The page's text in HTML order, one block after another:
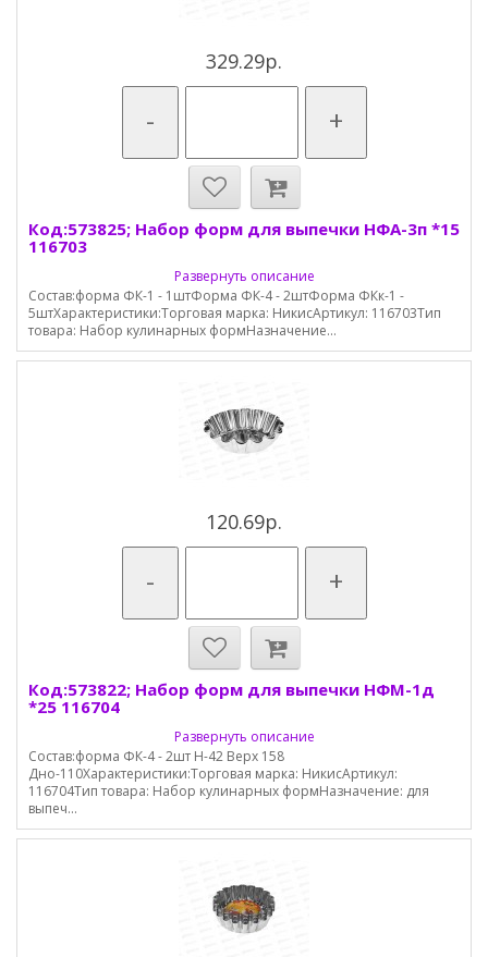
329.29р.
- +
Код:573825; Набор форм для выпечки НФА-3п *15
116703
Развернуть описание
Состав:форма ФК-1 - 1штФорма ФК-4 - 2штФорма ФКк-1 -
5штХарактеристики:Торговая марка: НикисАртикул: 116703Тип
товара: Набор кулинарных формНазначение...
120.69р.
- +
Код:573822; Набор форм для выпечки НФМ-1д
*25 116704
Развернуть описание
Состав:форма ФК-4 - 2шт Н-42 Верх 158
Дно-110Характеристики:Торговая марка: НикисАртикул:
116704Тип товара: Набор кулинарных формНазначение: для
выпеч...